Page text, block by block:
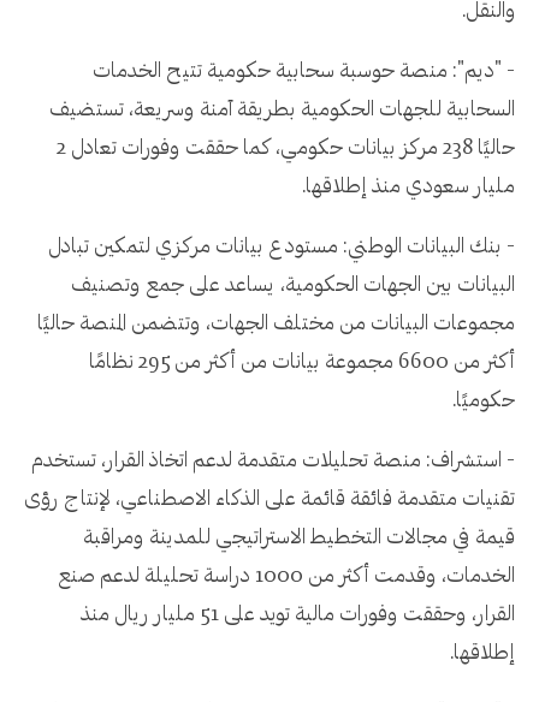
والنقل.
- "ديم": منصة حوسبة سحابية حكومية تتيح الخدمات
السحابية للجهات الحكومية بطريقة آمنة وسريعة، تستضيف
حاليًا 238 مركز بيانات حكومي، كما حققت وفورات تعادل 2
مليار سعودي منذ إطلاقها.
- بنك البيانات الوطني: مستودع بيانات مركزي لتمكين تبادل
البيانات بين الجهات الحكومية، يساعد على جمع وتصنيف
مجموعات البيانات من مختلف الجهات، وتتضمن المنصة حاليًا
أكثر من 6600 مجموعة بيانات من أكثر من 295 نظامًا
حكوميًا.
- استشراف: منصة تحليلات متقدمة لدعم اتخاذ القرار، تستخدم
تقنيات متقدمة فائقة قائمة على الذكاء الاصطناعي، لإنتاج رؤى
قيمة في مجالات التخطيط الاستراتيجي للمدينة ومراقبة
الخدمات، وقدمت أكثر من 1000 دراسة تحليلة لدعم صنع
القرار، وحققت وفورات مالية تويد على 51 مليار ريال منذ
إطلاقها.